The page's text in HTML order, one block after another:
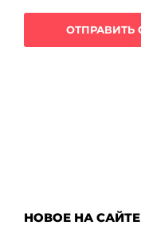
НОВОЕ НА САЙТЕ